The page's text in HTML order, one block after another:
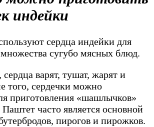
индейки
сердца индейки для
сугубо мясных блюд.
варят, тушат, жарят и
того, сердечки можно
приготовления «шашлычков»
часто является основной
пирогов и пирожков.